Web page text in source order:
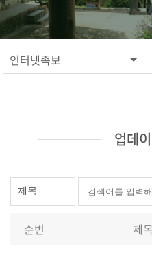
인터넷족보
업데
순번 제목